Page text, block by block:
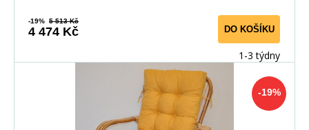
-19% 5 513 Kč
4 474 Kč DO KOŠÍKU
1-3 týdny
-19%